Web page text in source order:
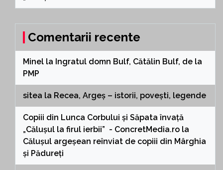
Comentarii recente
Minel la Ingratul domn Bulf, Cătălin Bulf, de la
PMP
sitea la Recea, Argeș – istorii, povești, legende
Copiii din Lunca Corbului și Săpata învață
„Călușul la firul ierbii” - ConcretMedia.ro la
Călușul argeșean reînviat de copiii din Mârghia
și Pădureți